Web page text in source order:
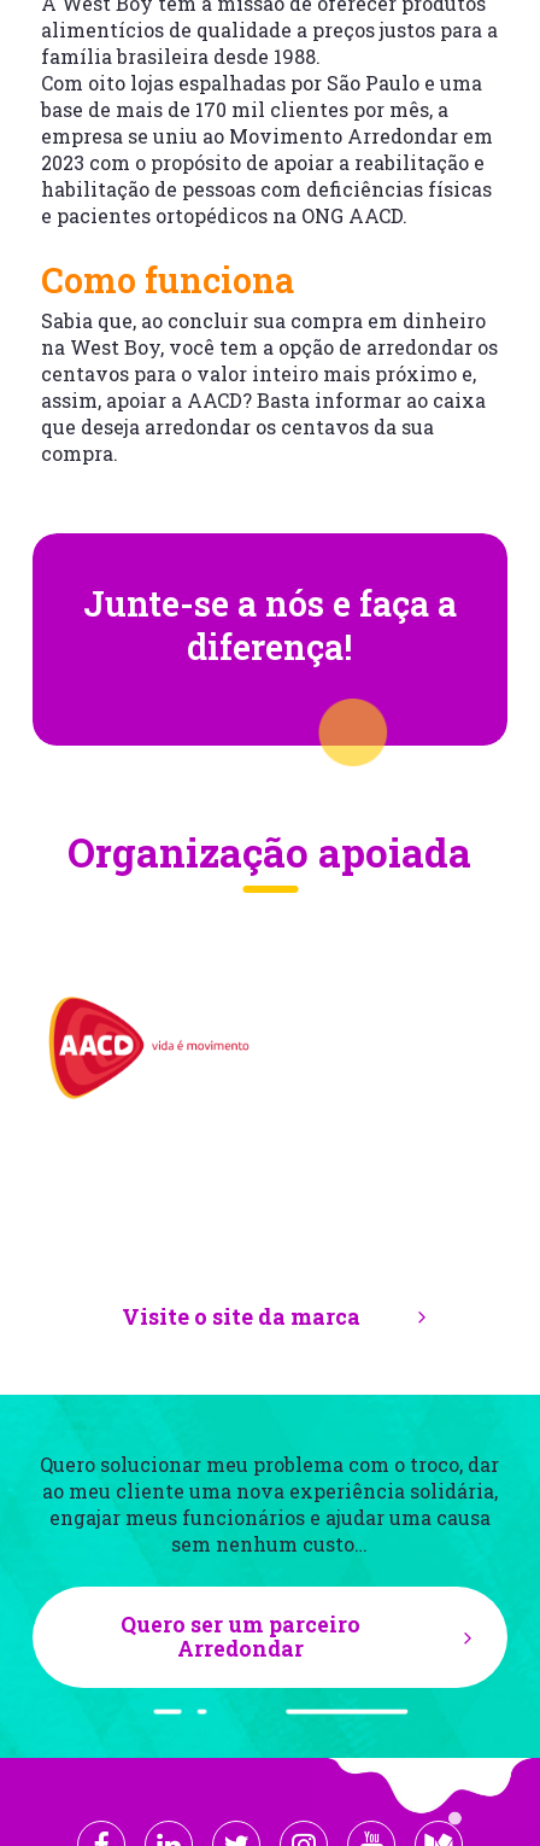
alimentícios de qualidade a preços justos para a
família brasileira desde 1988.
Com oito lojas espalhadas por São Paulo e uma
base de mais de 170 mil clientes por mês, a
empresa se uniu ao Movimento Arredondar em
2023 com o propósito de apoiar a reabilitação e
habilitação de pessoas com deficiências físicas
e pacientes ortopédicos na ONG AACD.
Como funciona
Sabia que, ao concluir sua compra em dinheiro
na West Boy, você tem a opção de arredondar os
centavos para o valor inteiro mais próximo e,
assim, apoiar a AACD? Basta informar ao caixa
que deseja arredondar os centavos da sua
compra.
Junte-se a nós e faça a
diferença!
Organização apoiada
Visite o site da marca
Quero solucionar meu problema com o troco, dar
ao meu cliente uma nova experiência solidária,
engajar meus funcionários e ajudar uma causa
sem nenhum custo…
Quero ser um parceiro
Arredondar